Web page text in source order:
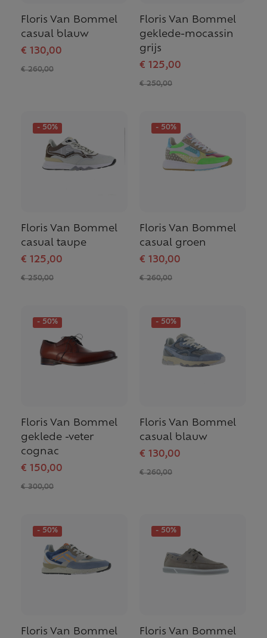
Floris Van Bommel
casual blauw
€ 130,00
€ 260,00
Floris Van Bommel
geklede-mocassin
grijs
€ 125,00
€ 250,00
- 50%
Floris Van Bommel
casual taupe
€ 125,00
€ 250,00
- 50%
Floris Van Bommel
casual groen
€ 130,00
€ 260,00
- 50%
Floris Van Bommel
geklede -veter
cognac
€ 150,00
€ 300,00
- 50%
Floris Van Bommel
casual blauw
€ 130,00
€ 260,00
- 50%
Floris Van Bommel
- 50%
Floris Van Bommel